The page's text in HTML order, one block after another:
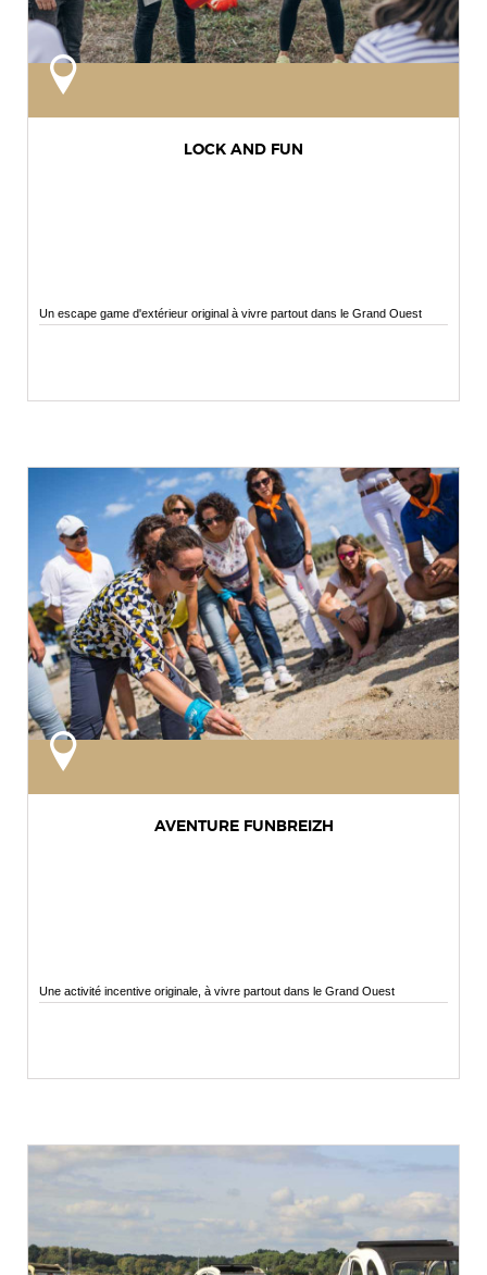
LOCK AND FUN
Un escape game d'extérieur original à vivre partout dans le Grand Ouest
AVENTURE FUNBREIZH
Une activité incentive originale, à vivre partout dans le Grand Ouest